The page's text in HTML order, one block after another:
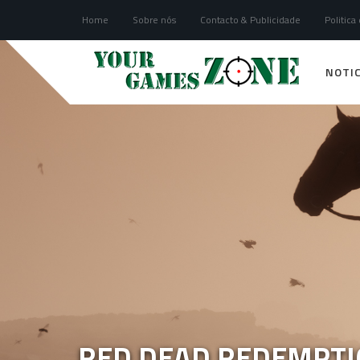
Home Sobre nós Contacto & Publicidade Politica